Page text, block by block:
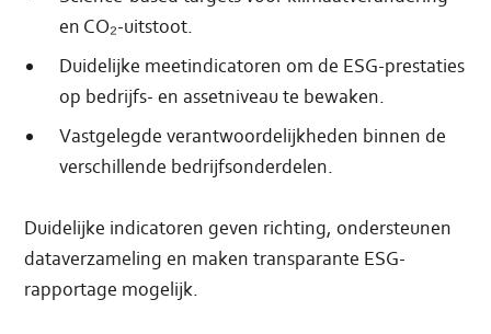
en CO₂-uitstoot.
Duidelijke meetindicatoren om de ESG-prestaties
op bedrijfs- en assetniveau te bewaken.
Vastgelegde verantwoordelijkheden binnen de
verschillende bedrijfsonderdelen.
Duidelijke indicatoren geven richting, ondersteunen
dataverzameling en maken transparante ESG-
rapportage mogelijk.